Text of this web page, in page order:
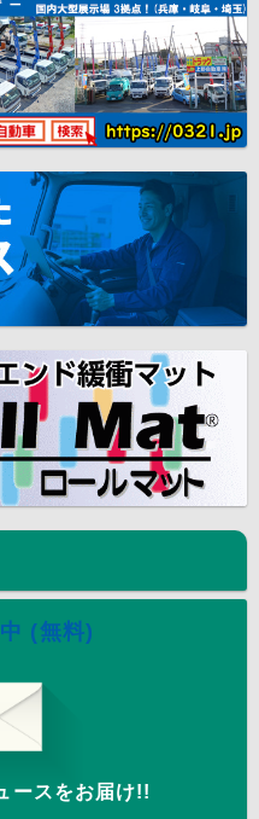
(無料)
ースをお届け!!